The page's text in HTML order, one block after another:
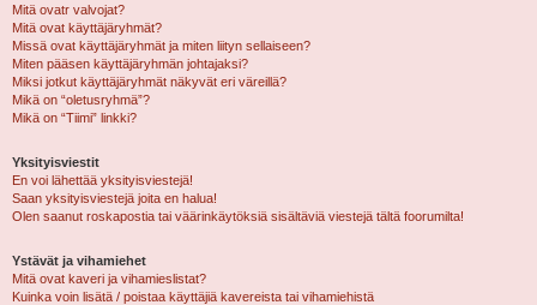
Mitä ovatr valvojat?
Mitä ovat käyttäjäryhmät?
Missä ovat käyttäjäryhmät ja miten liityn sellaiseen?
Miten pääsen käyttäjäryhmän johtajaksi?
Miksi jotkut käyttäjäryhmät näkyvät eri väreillä?
Mikä on “oletusryhmä”?
Mikä on “Tiimi” linkki?
Yksityisviestit
En voi lähettää yksityisviestejä!
Saan yksityisviestejä joita en halua!
Olen saanut roskapostia tai väärinkäytöksiä sisältäviä viestejä tältä foorumilta!
Ystävät ja vihamiehet
Mitä ovat kaveri ja vihamieslistat?
Kuinka voin lisätä / poistaa käyttäjiä kavereista tai vihamiehistä